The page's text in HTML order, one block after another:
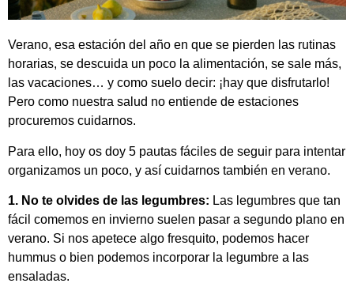
Verano, esa estación del año en que se pierden las rutinas
horarias, se descuida un poco la alimentación, se sale más,
las vacaciones… y como suelo decir: ¡hay que disfrutarlo!
Pero como nuestra salud no entiende de estaciones
procuremos cuidarnos.
Para ello, hoy os doy 5 pautas fáciles de seguir para intentar
organizamos un poco, y así cuidarnos también en verano.
1. No te olvides de las legumbres: Las legumbres que tan
fácil comemos en invierno suelen pasar a segundo plano en
verano. Si nos apetece algo fresquito, podemos hacer
hummus o bien podemos incorporar la legumbre a las
ensaladas.